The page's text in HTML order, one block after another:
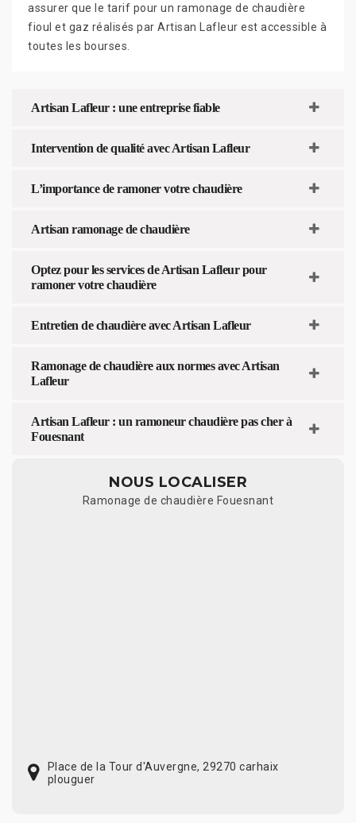
assurer que le tarif pour un ramonage de chaudière
fioul et gaz réalisés par Artisan Lafleur est accessible à
toutes les bourses.
Artisan Lafleur : une entreprise fiable
Intervention de qualité avec Artisan Lafleur
L’importance de ramoner votre chaudière
Artisan ramonage de chaudière
Optez pour les services de Artisan Lafleur pour
ramoner votre chaudière
Entretien de chaudière avec Artisan Lafleur
Ramonage de chaudière aux normes avec Artisan
Lafleur
Artisan Lafleur : un ramoneur chaudière pas cher à
Fouesnant
NOUS LOCALISER
Ramonage de chaudière Fouesnant
Place de la Tour d'Auvergne, 29270 carhaix
plouguer